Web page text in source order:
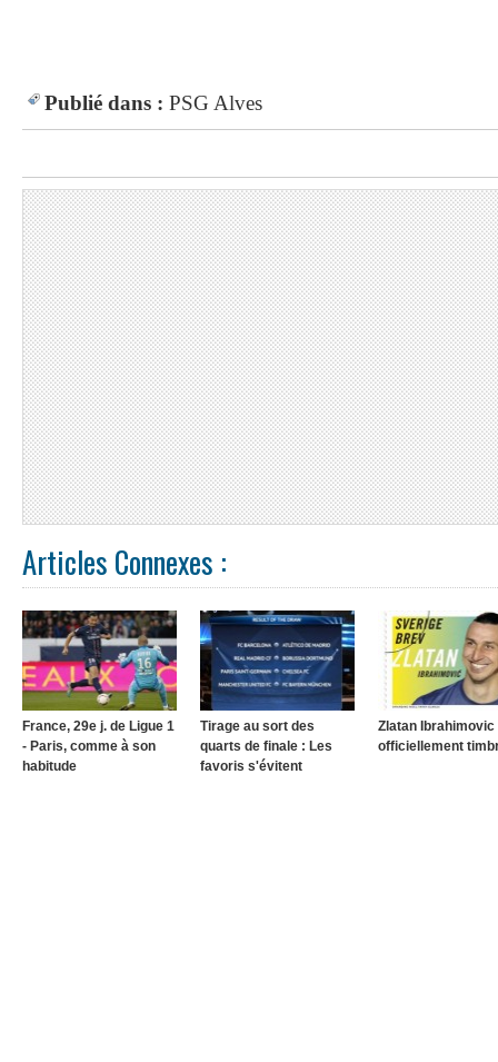
Publié dans : PSG Alves
Articles Connexes :
France, 29e j. de Ligue 1
- Paris, comme à son
habitude
Tirage au sort des
quarts de finale : Les
favoris s'évitent
Zlatan Ibrahimovic
officiellement